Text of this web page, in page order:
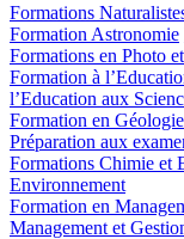
Formations
Formation Astronomie
Formations en Photo
Formation à
l’Education aux
Formation en Géologie
Préparation aux
Formations Chimie et
Environnement
Formation en
Management et